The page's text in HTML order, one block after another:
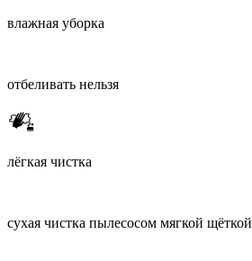
влажная уборка
отбеливать нельзя
лёгкая чистка
сухая чистка пылесосом мягкой щёткой